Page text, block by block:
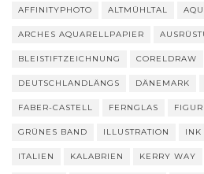
AFFINITYPHOTO ALTMÜHLTAL
ARCHES AQUARELLPAPIER
BLEISTIFTZEICHNUNG CORELDRAW
DEUTSCHLANDLÄNGS DÄNEMARK
FABER-CASTELL FERNGLAS FIGUR
GRÜNES BAND ILLUSTRATION INK
ITALIEN KALABRIEN KERRY WAY